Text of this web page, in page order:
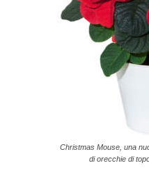
Christmas Mouse, una
di orecchie di